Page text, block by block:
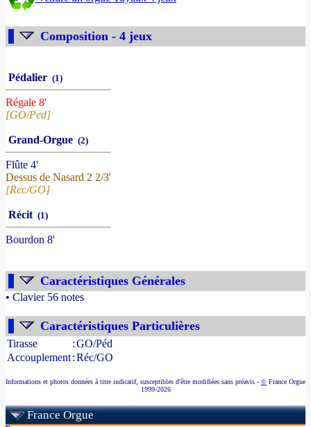
Composition - 4 jeux
Pédalier (1)
Régale 8'
[GO/Ped]
Grand-Orgue (2)
Flûte 4'
Dessus de Nasard 2 2/3'
[Rec/GO]
Récit (1)
Bourdon 8'
Caractéristiques Générales
• Clavier 56 notes
Caractéristiques Particulières
Tirasse :GO/Péd
Accouplement:Réc/GO
Informations et photos données à titre indicatif, susceptibles d'être modifiées sans préavis - © France Orgue
1999-2026
France Orgue